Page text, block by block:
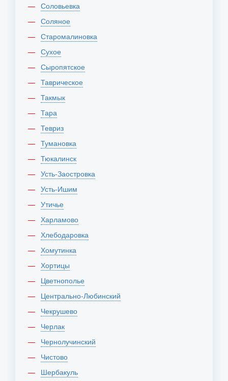
Соловьевка
Соляное
Старомалиновка
Сухое
Сыропятское
Таврическое
Такмык
Тара
Тевриз
Тумановка
Тюкалинск
Усть-Заостровка
Усть-Ишим
Утичье
Харламово
Хлебодаровка
Хомутинка
Хортицы
Цветнополье
Центрально-Любинский
Чекрушево
Черлак
Чернолучинский
Чистово
Шербакуль